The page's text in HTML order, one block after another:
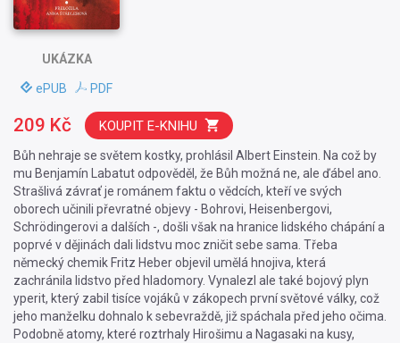
UKÁZKA
ePUB PDF
Bůh nehraje se světem kostky, prohlásil Albert Einstein. Na což by
mu Benjamín Labatut odpověděl, že Bůh možná ne, ale ďábel ano.
Strašlivá závrať je románem faktu o vědcích, kteří ve svých
oborech učinili převratné objevy - Bohrovi, Heisenbergovi,
Schrödingerovi a dalších -, došli však na hranice lidského chápání a
poprvé v dějinách dali lidstvu moc zničit sebe sama. Třeba
německý chemik Fritz Heber objevil umělá hnojiva, která
zachránila lidstvo před hladomory. Vynalezl ale také bojový plyn
yperit, který zabil tisíce vojáků v zákopech první světové války, což
jeho manželku dohnalo k sebevraždě, již spáchala před jeho očima.
Podobně atomy, které roztrhaly Hirošimu a Nagasaki na kusy,
209 Kč KOUPIT E-KNIHU